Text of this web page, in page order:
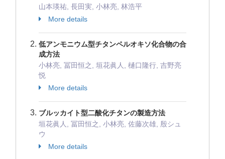
山本瑛祐, 長田実, 小林亮, 林浩平
More details
低アンモニウム型チタンペルオキソ化合物の合
成方法
小林亮, 冨田恒之, 垣花眞人, 樋口隆行, 吉野亮
悦
More details
ブルッカイト型二酸化チタンの製造方法
垣花眞人, 冨田恒之, 小林亮, 佐藤次雄, 殷シュ
ウ
More details